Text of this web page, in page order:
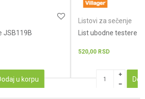
JSB119B
u korpu
Listovi za sečenje
List ubodne testere
520,00 RSD